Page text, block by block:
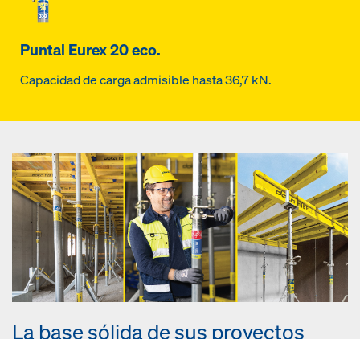
Puntal Eurex 20 eco.
Capacidad de carga admisible hasta 36,7 kN.
La base sólida de sus proyectos